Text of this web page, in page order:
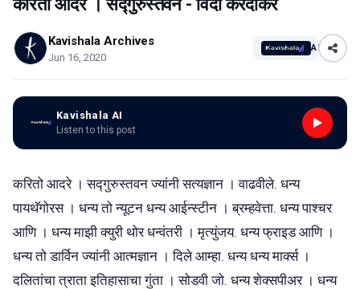
Kavishala Archives
Jun 16, 2020
AI
Kavishala AI
Listen to this post
करितो आदरे । सद्गुरुस्तवन ज्यांनी सत्यज्ञान । वाढवीले. धन्य
पायथॅगोरस । धन्य तो न्यूटन धन्य आईन्स्टीन । ब्रम्हवेत्ता. धन्य पाश्चर
आणि । धन्य माझी क्युरी थोर धन्वंतरी । मृत्युंजय. धन्य फ्राइड आणि ।
धन्य तो डार्विन ज्यांनी आत्मज्ञान । दिले आम्हा. धन्य धन्य मार्क्स ।
दलितांचा त्राता इतिहासाचा गुंता । सोडवी जो. धन्य शेक्सपीअर । धन्य